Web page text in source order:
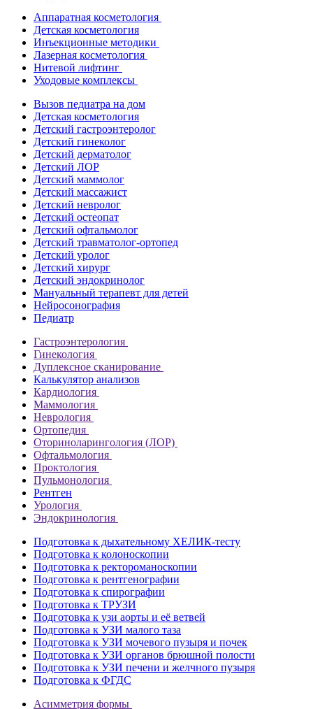
Аппаратная косметология
Детская косметология
Инъекционные методики
Лазерная косметология
Нитевой лифтинг
Уходовые комплексы
Вызов педиатра на дом
Детская косметология
Детский гастроэнтеролог
Детский гинеколог
Детский дерматолог
Детский ЛОР
Детский маммолог
Детский массажист
Детский невролог
Детский остеопат
Детский офтальмолог
Детский травматолог-ортопед
Детский уролог
Детский хирург
Детский эндокринолог
Мануальный терапевт для детей
Нейросонография
Педиатр
Гастроэнтерология
Гинекология
Дуплексное сканирование
Калькулятор анализов
Кардиология
Маммология
Неврология
Ортопедия
Оториноларингология (ЛОР)
Офтальмология
Проктология
Пульмонология
Рентген
Урология
Эндокринология
Подготовка к дыхательному ХЕЛИК-тесту
Подготовка к колоноскопии
Подготовка к ректороманоскопии
Подготовка к рентгенографии
Подготовка к спирографии
Подготовка к ТРУЗИ
Подготовка к узи аорты и её ветвей
Подготовка к УЗИ малого таза
Подготовка к УЗИ мочевого пузыря и почек
Подготовка к УЗИ органов брюшной полости
Подготовка к УЗИ печени и желчного пузыря
Подготовка к ФГДС
Асимметрия формы